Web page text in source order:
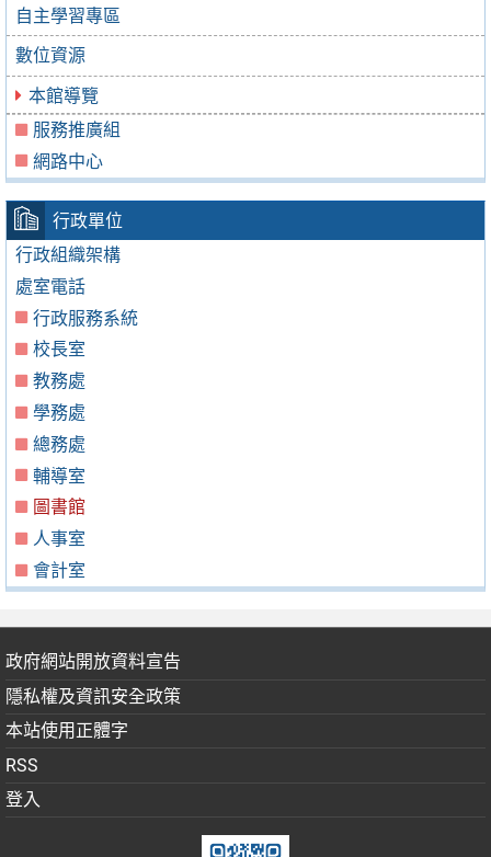
自主學習專區
數位資源
本館導覽
服務推廣組
網路中心
行政單位
行政組織架構
處室電話
行政服務系統
校長室
教務處
學務處
總務處
輔導室
圖書館
人事室
會計室
政府網站開放資料宣告
隱私權及資訊安全政策
本站使用正體字
RSS
登入